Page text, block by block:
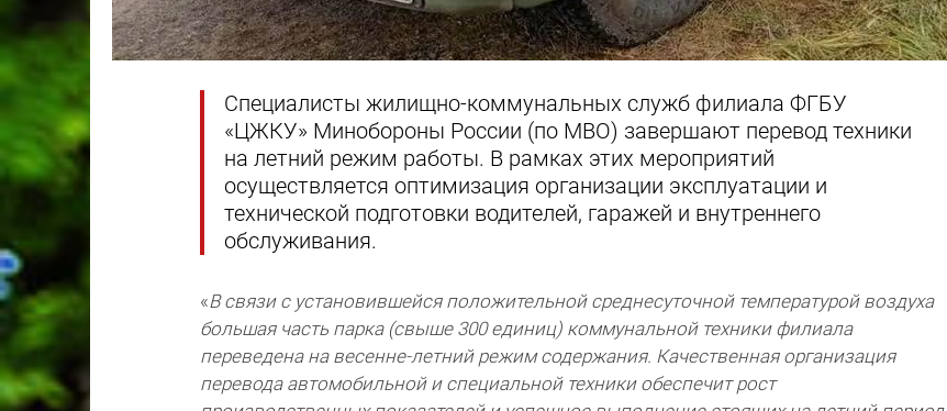
Специалисты жилищно-коммунальных служб филиала ФГБУ
«ЦЖКУ» Минобороны России (по МВО) завершают перевод техники
на летний режим работы. В рамках этих мероприятий
осуществляется оптимизация организации эксплуатации и
технической подготовки водителей, гаражей и внутреннего
обслуживания.
«В связи с установившейся положительной среднесуточной температурой воздуха
большая часть парка (свыше 300 единиц) коммунальной техники филиала
переведена на весенне-летний режим содержания. Качественная организация
перевода автомобильной и специальной техники обеспечит рост